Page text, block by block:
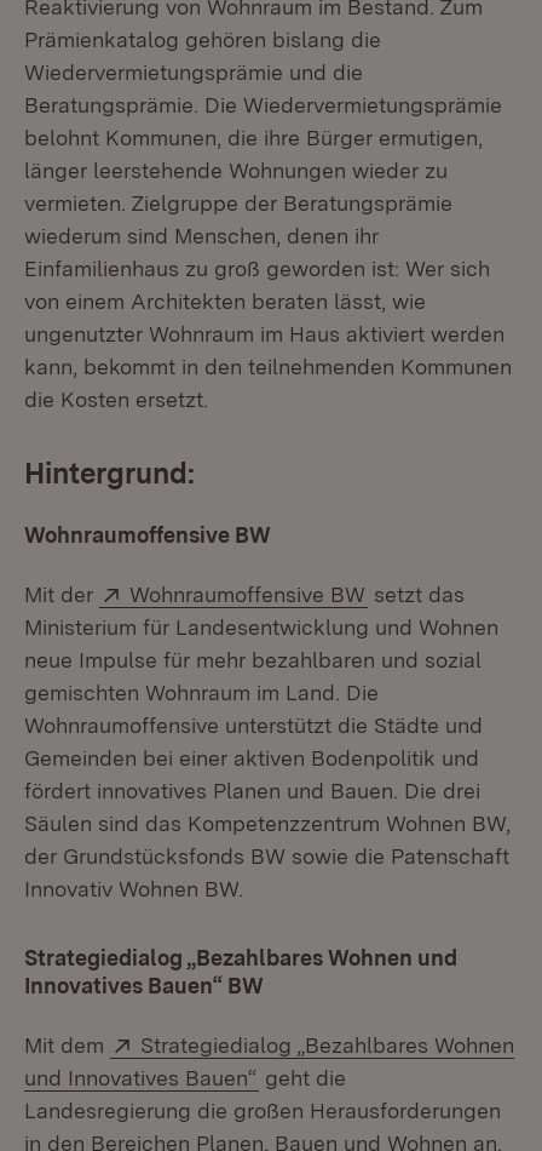
Reaktivierung von Wohnraum im Bestand. Zum
Prämienkatalog gehören bislang die
Wiedervermietungsprämie und die
Beratungsprämie. Die Wiedervermietungsprämie
belohnt Kommunen, die ihre Bürger ermutigen,
länger leerstehende Wohnungen wieder zu
vermieten. Zielgruppe der Beratungsprämie
wiederum sind Menschen, denen ihr
Einfamilienhaus zu groß geworden ist: Wer sich
von einem Architekten beraten lässt, wie
ungenutzter Wohnraum im Haus aktiviert werden
kann, bekommt in den teilnehmenden Kommunen
die Kosten ersetzt.
Hintergrund:
Wohnraumoffensive BW
Mit der Extern:
Wohnraumoffensive BW (Öffnet in neuem
setzt das
Ministerium für Landesentwicklung und Wohnen
neue Impulse für mehr bezahlbaren und sozial
gemischten Wohnraum im Land. Die
Wohnraumoffensive unterstützt die Städte und
Gemeinden bei einer aktiven Bodenpolitik und
fördert innovatives Planen und Bauen. Die drei
Säulen sind das Kompetenzzentrum Wohnen BW,
der Grundstücksfonds BW sowie die Patenschaft
Innovativ Wohnen BW.
Strategiedialog „Bezahlbares Wohnen und
Innovatives Bauen“ BW
Mit dem Extern:
Strategiedialog „Bezahlbares Wohnen
und Innovatives Bauen“ (Öffnet in neuem Fenster)
geht die
Landesregierung die großen Herausforderungen
in den Bereichen Planen, Bauen und Wohnen an.